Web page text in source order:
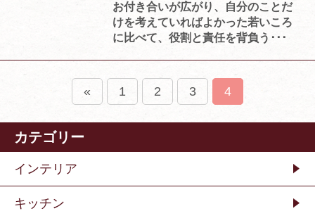
お付き合いが広がり、自分のことだ
けを考えていればよかった若いころ
に比べて、役割と責任を背負う･･･
« 1 2 3 4
カテゴリー
インテリア
キッチン